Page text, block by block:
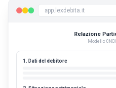
app.lexdebita.it
Relazione
Modello
1. Dati del debitore